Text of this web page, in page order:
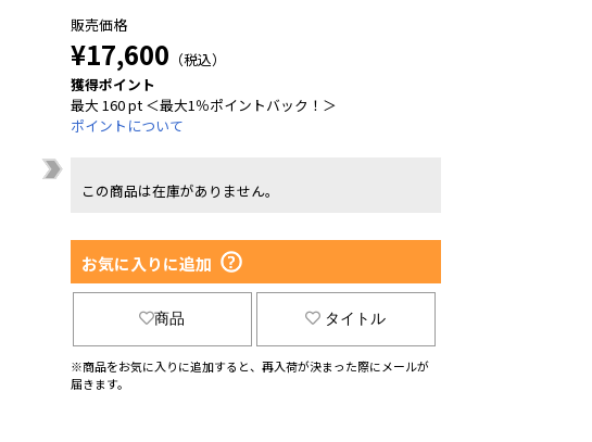
販売価格
¥17,600 （税込）
獲得ポイント
最大 160 pt ＜最大1％ポイントバック！＞
ポイントについて
この商品は在庫がありません。
お気に入りに追加
商品 タイトル
※商品をお気に入りに追加すると、再入荷が決まった際にメールが
届きます。